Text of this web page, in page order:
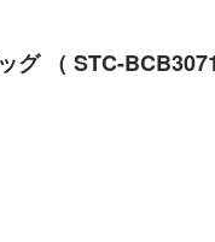
グ （ STC-